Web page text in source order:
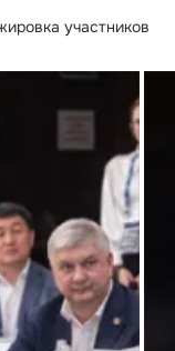
участников